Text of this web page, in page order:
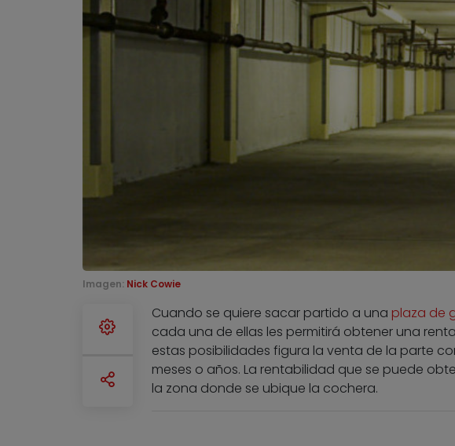
Imagen: Nick Cowie
Cuando se quiere sacar partido a una plaza de
cada una de ellas les permitirá obtener una
estas posibilidades figura la venta de la parte
meses o años. La rentabilidad que se puede
la zona donde se ubique la cochera.